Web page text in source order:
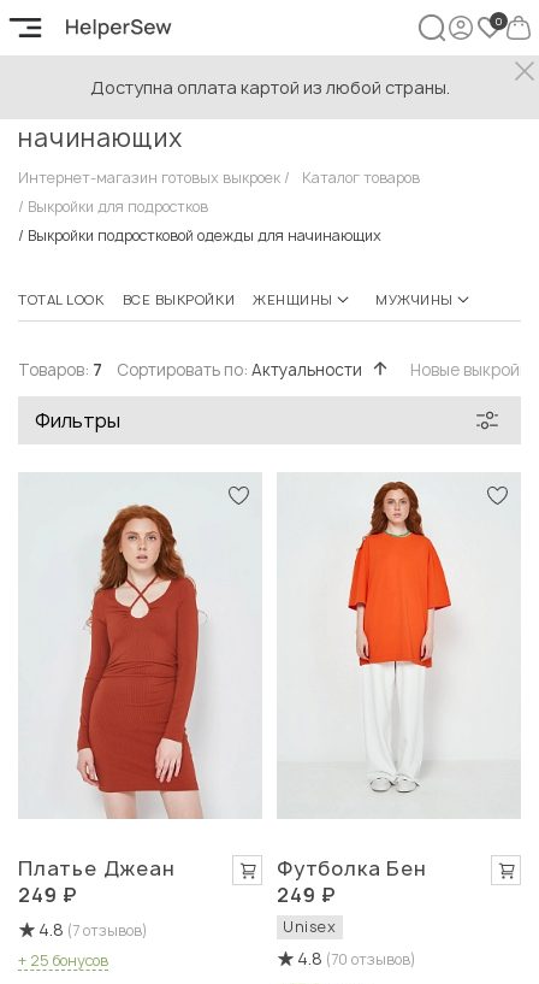
Доступна оплата картой из любой страны.
Выкройки подростковой одежды для
начинающих
Интернет-магазин готовых выкроек /
Каталог товаров
/ Выкройки для подростков
/ Выкройки подростковой одежды для начинающих
TOTAL LOOK ВСЕ ВЫКРОЙКИ ЖЕНЩИНЫ МУЖЧИНЫ
Сортировать по: Актуальности Новые
Товаров: 7
Фильтры
Быстрый просмотр
Платье Джеан
249 ₽
4.8 (7 отзывов)
+ 25 бонусов
Быстрый просмотр
Футболка Бен
249 ₽
Unisex
4.8 (70 отзывов)